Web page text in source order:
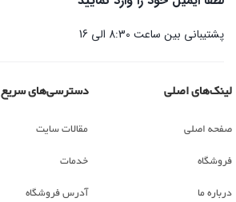
پشتیبانی بین ساعت 8:30 الی 16
لینک‌های اصلی
صفحه اصلی
فروشگاه
درباره ما
دسترسی‌های سریع
مقالات سایت
خدمات
آدرس فروشگاه